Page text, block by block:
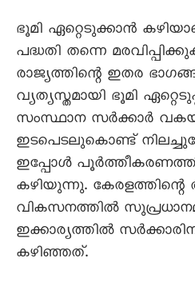
ഭൂമി ഏറ്റെടുക്കാൻ
പദ്ധതി തന്നെ
രാജ്യത്തിന്റെ ഇതര
വ്യത്യസ്തമായി ഭൂമി
സംസ്ഥാന സർക്കാർ
ഇടപെടലുകൊണ്ട്
ഇപ്പോൾ
കഴിയുന്നു.
വികസനത്തിൽ
ഇക്കാര്യത്തിൽ
കഴിഞ്ഞത്.